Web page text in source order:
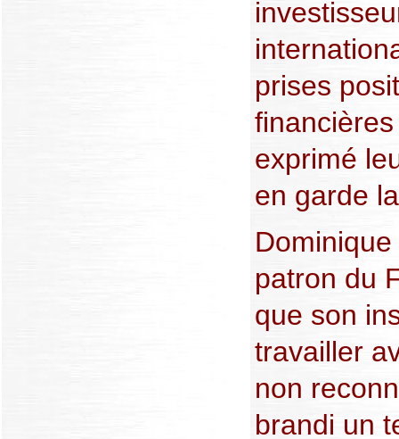
prises
exprimé
en garde
patron du
que son
travailler
non
brandi un